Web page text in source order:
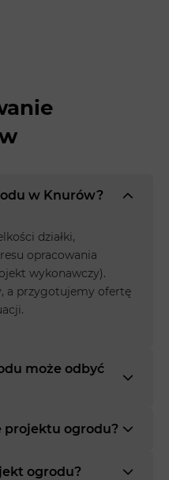
w Knurów?
działki,
opracowania
wykonawczy).
a przygotujemy ofertę
może odbyć
ogrodu?
ogrodu?